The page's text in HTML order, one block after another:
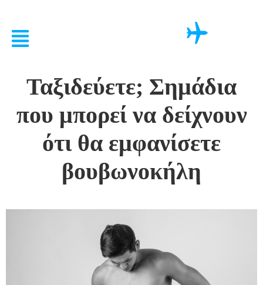
Ταξιδεύετε; Σημάδια
που μπορεί να δείχνουν
ότι θα εμφανίσετε
βουβωνοκήλη